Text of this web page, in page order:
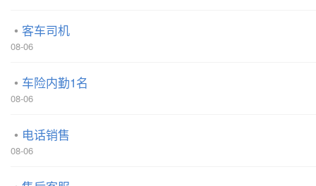
客车司机
08-06
车险内勤1名
08-06
电话销售
08-06